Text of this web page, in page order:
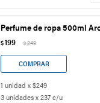
Perfume de ropa 500ml
$199 $249
1 unidad x $249
3 unidades x 237 c/u